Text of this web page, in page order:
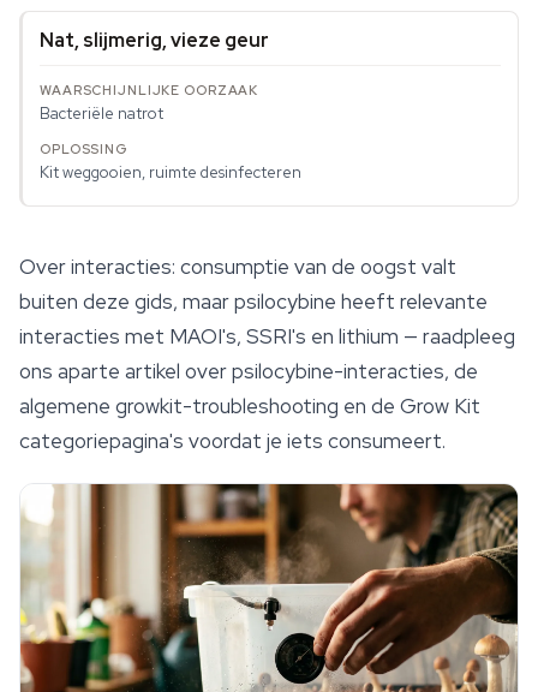
Nat, slijmerig, vieze geur
Bacteriële natrot
Kit weggooien, ruimte desinfecteren
Over interacties: consumptie van de oogst valt
buiten deze gids, maarpsilocybine heeft relevante
interacties met MAOI's, SSRI's en lithium — raadpleeg
ons aparte artikel over psilocybine-interacties, de
algemene growkit-troubleshooting en de Grow Kit
categoriepagina's voordat je iets consumeert.